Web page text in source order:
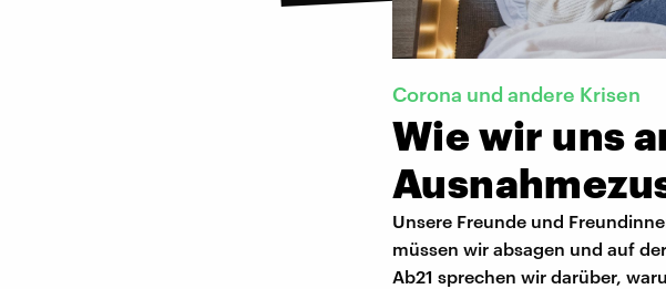
Corona und andere Krisen
Wie wir uns
Unsere Freunde und
müssen wir absagen und auf
Ab21 sprechen wir darüber,